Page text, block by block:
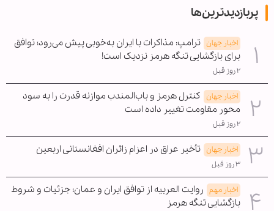
پربازدیدترین‌ها
اخبار جهان ترامپ: مذاکرات با ایران به‌خوبی پیش می‌رود؛ توافق
برای بازگشایی تنگه هرمز نزدیک است!
۲ روز قبل
اخبار جهان کنترل هرمز و باب‌المندب موازنه قدرت را به سود
محور مقاومت تغییر داده است
۲ روز قبل
اخبار جهان تأخیر عراق در اعزام زائران افغانستانی اربعین
۳ روز قبل
اخبار مهم روایت العربیه از توافق ایران و عمان؛ جزئیات و شروط
بازگشایی تنگه هرمز